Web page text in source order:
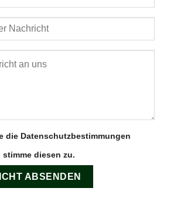
die Datenschutzbestimmungen
diesen zu.